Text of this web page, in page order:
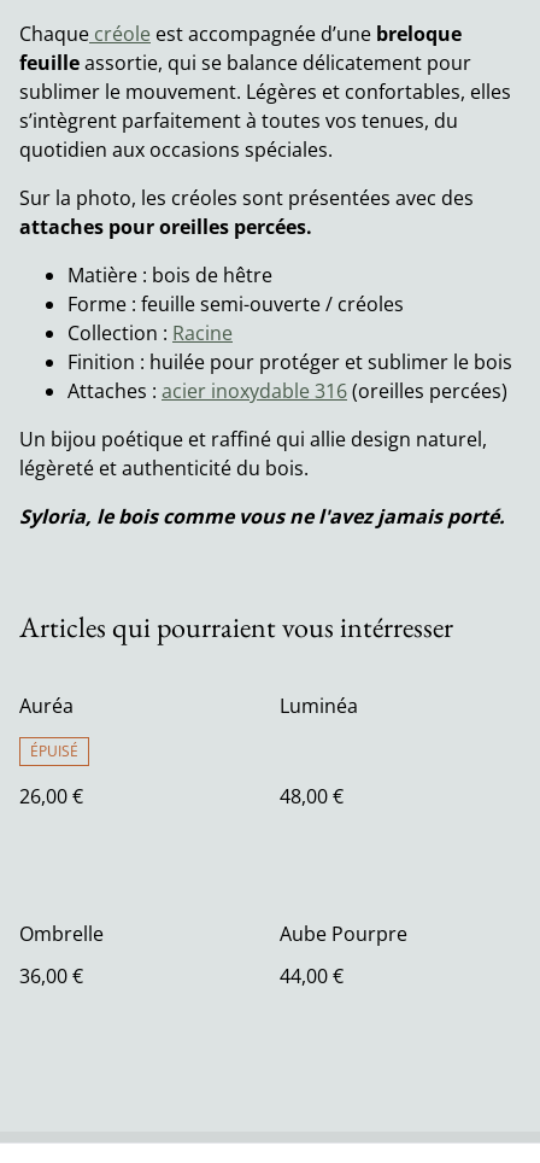
Chaque créole est accompagnée d’une breloque
feuilleassortie, qui se balance délicatement pour
sublimer le mouvement. Légères et confortables, elles
s’intègrent parfaitement à toutes vos tenues, du
quotidien aux occasions spéciales.
Sur la photo, les créoles sont présentées avec des
attaches pour oreilles percées.
Matière : bois de hêtre
Forme : feuille semi-ouverte / créoles
Collection : Racine
Finition : huilée pour protéger et sublimer le bois
Attaches : acier inoxydable 316(oreilles percées)
Un bijou poétique et raffiné qui allie design naturel,
légèreté et authenticité du bois.
Syloria, le bois comme vous ne l'avez jamais porté.
Articles qui pourraient vous intérresser
Auréa
ÉPUISÉ
26,00 €
Luminéa
48,00 €
Ombrelle
36,00 €
Aube Pourpre
44,00 €